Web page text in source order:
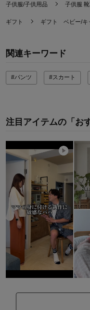
着心地･使用
子供服/子供用品 子供服
ギフト ギフト ベビー/キ
関連キーワード
#パンツ #スカート
注目アイテムの「お